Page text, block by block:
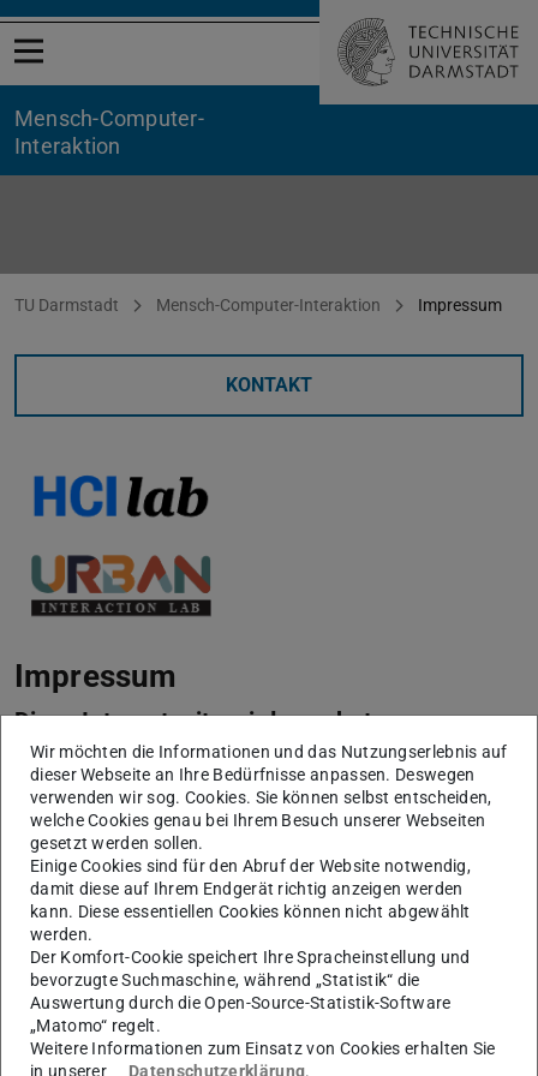
Menü öffnen
Mensch-Computer-
Interaktion
Sie befinden sich hier:
TU Darmstadt Mensch-Computer-Interaktion Impressum
KONTAKT
Impressum
Diese Internetseite wird angeboten von:
Technische Universität Darmstadt
Karolinenplatz 5
64289 Darmstadt
+49 6151 16-01
vertreten durch die Präsidentin der Technischen
Universität Darmstadt, Prof. Dr. Tanja Brühl
Die Technische Universität Darmstadt ist eine
rechtsfähige Körperschaft des öffentlichen Rechts gemäß
§ 1 Abs. 1 i.V.m. § 2 Abs. 1 Nr. 1 HHG (Hessisches
Hochschulgesetz vom 14. Dezember 2009, GVBl. I S.
Wir möchten die Informationen und das Nutzungserlebnis auf
dieser Webseite an Ihre Bedürfnisse anpassen. Deswegen
verwenden wir sog. Cookies. Sie können selbst entscheiden,
welche Cookies genau bei Ihrem Besuch unserer Webseiten
gesetzt werden sollen.
Einige Cookies sind für den Abruf der Website notwendig,
damit diese auf Ihrem Endgerät richtig anzeigen werden
kann. Diese essentiellen Cookies können nicht abgewählt
werden.
Der Komfort-Cookie speichert Ihre Spracheinstellung und
bevorzugte Suchmaschine, während „Statistik“ die
Auswertung durch die Open-Source-Statistik-Software
„Matomo“ regelt.
Weitere Informationen zum Einsatz von Cookies erhalten Sie
in unserer
Datenschutzerklärung.